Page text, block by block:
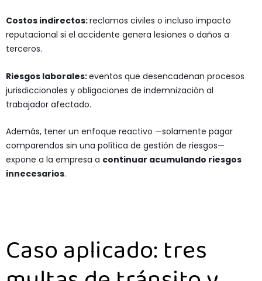
Costos indirectos:reclamos civiles o incluso impacto
reputacional si el accidente genera lesiones o daños a
terceros.
Riesgos laborales:eventos que desencadenan procesos
jurisdiccionales y obligaciones de indemnización al
trabajador afectado.
Además, tener un enfoque reactivo —solamente pagar
comparendos sin una política de gestión de riesgos—
expone a la empresa a continuar acumulando riesgos
innecesarios.
Caso aplicado: tres